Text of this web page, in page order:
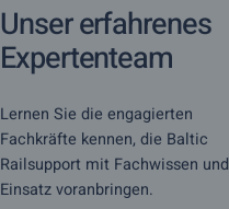
Unser erfahrenes
Expertenteam
Lernen Sie die engagierten
Fachkräfte kennen, die Baltic
Railsupport mit Fachwissen und
Einsatz voranbringen.